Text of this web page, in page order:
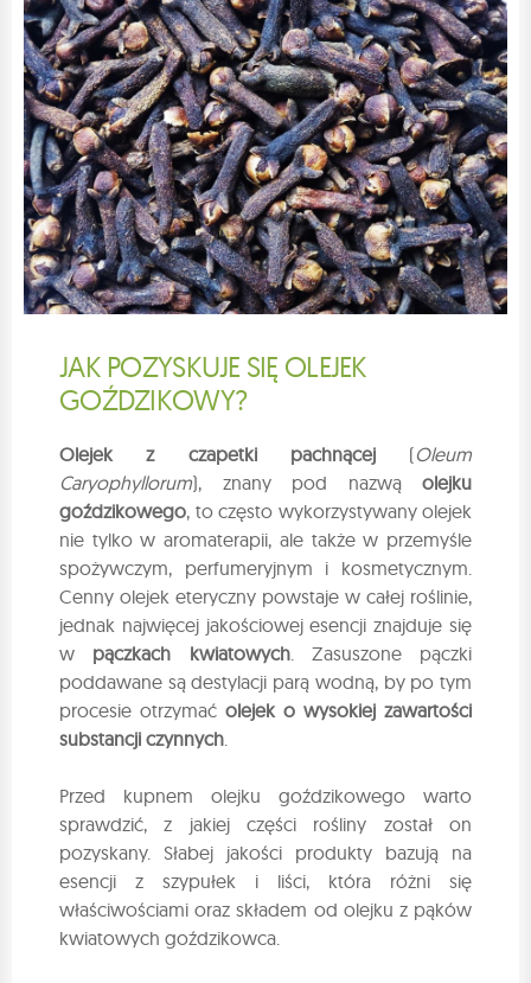
JAK POZYSKUJE SIĘ OLEJEK
GOŹDZIKOWY?
Olejek z czapetki pachnącej(Oleum
Caryophyllorum), znany pod nazwą olejku
goździkowego, to często wykorzystywany olejek
nie tylko w aromaterapii, ale także w przemyśle
spożywczym, perfumeryjnym i kosmetycznym.
Cenny olejek eteryczny powstaje w całej roślinie,
jednak najwięcej jakościowej esencji znajduje się
w pączkach kwiatowych. Zasuszone pączki
poddawane są destylacji parą wodną, by po tym
procesie otrzymać olejek o wysokiej zawartości
substancji czynnych.
Przed kupnem olejku goździkowego warto
sprawdzić, z jakiej części rośliny został on
pozyskany. Słabej jakości produkty bazują na
esencji z szypułek i liści, która różni się
właściwościami oraz składem od olejku z pąków
kwiatowych goździkowca.